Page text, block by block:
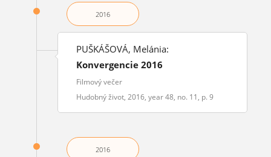
2016
PUŠKÁŠOVÁ, Melánia:
Konvergencie 2016
Filmový večer
Hudobný život, 2016, year 48, no. 11, p. 9
2016